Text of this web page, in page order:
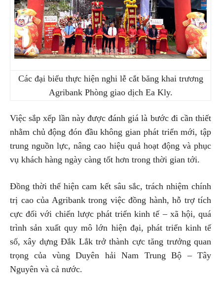
Các đại biểu thực hiện nghi lễ cắt băng khai trương
Agribank Phòng giao dịch Ea Kly.
Việc sắp xếp lần này được đánh giá là bước đi cần thiết
nhằm chủ động đón đầu không gian phát triển mới, tập
trung nguồn lực, nâng cao hiệu quả hoạt động và phục
vụ khách hàng ngày càng tốt hơn trong thời gian tới.
Đồng thời thể hiện cam kết sâu sắc, trách nhiệm chính
trị cao của Agribank trong việc đồng hành, hỗ trợ tích
cực đối với chiến lược phát triển kinh tế – xã hội, quá
trình sản xuất quy mô lớn hiện đại, phát triển kinh tế
số, xây dựng Đắk Lắk trở thành cực tăng trưởng quan
trọng của vùng Duyên hải Nam Trung Bộ – Tây
Nguyên và cả nước.